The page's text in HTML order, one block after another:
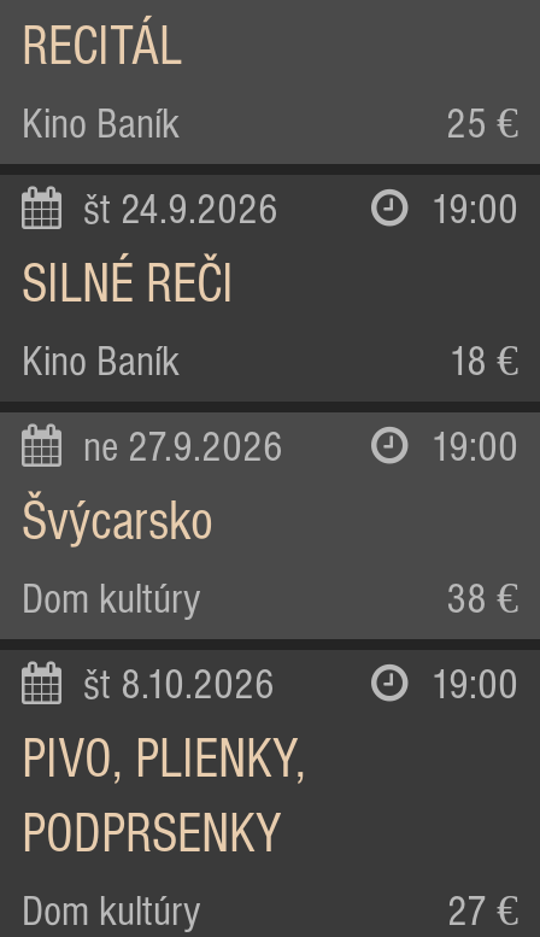
RECITÁL
Kino Baník 25 €
št 24.9.2026 19:00
SILNÉ REČI
Kino Baník 18 €
ne 27.9.2026 19:00
Švýcarsko
Dom kultúry 38 €
št 8.10.2026 19:00
PIVO, PLIENKY,
PODPRSENKY
Dom kultúry 27 €